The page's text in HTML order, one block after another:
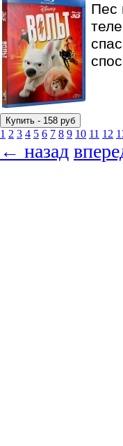
Пес
1 2 3 4 5 6 7 8 9 10 11 12
← назад